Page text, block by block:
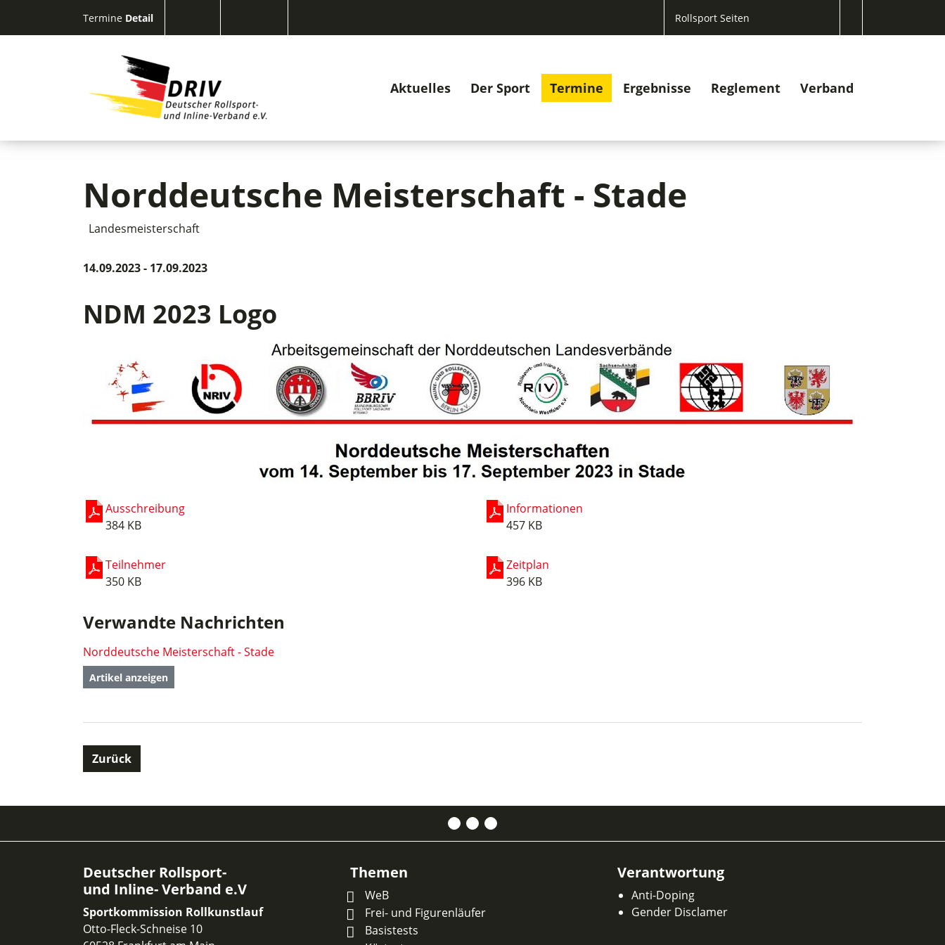
Termine Detail Rollsport Seiten
Aktuelles Der Sport Termine Ergebnisse Reglement Verband
Norddeutsche Meisterschaft - Stade
Landesmeisterschaft
14.09.2023 - 17.09.2023
NDM 2023 Logo
Ausschreibung
384 KB
Informationen
457 KB
Teilnehmer
350 KB
Zeitplan
396 KB
Verwandte Nachrichten
Norddeutsche Meisterschaft - Stade
Artikel anzeigen
Zurück
Deutscher Rollsport-
und Inline- Verband e.V
Sportkommission Rollkunstlauf
Otto-Fleck-Schneise 10
Themen
WeB
Frei- und Figurenläufer
Basistests
Verantwortung
Anti-Doping
Gender Disclamer